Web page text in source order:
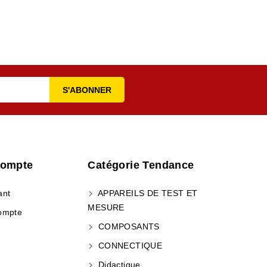
Catégorie Tendance
APPAREILS DE TEST ET
MESURE
COMPOSANTS
CONNECTIQUE
Didactique